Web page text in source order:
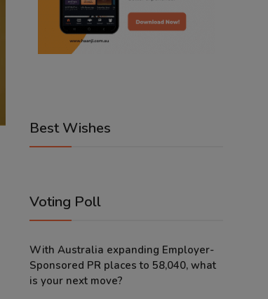
Best Wishes
Voting Poll
With Australia expanding Employer-
Sponsored PR places to 58,040, what
is your next move?